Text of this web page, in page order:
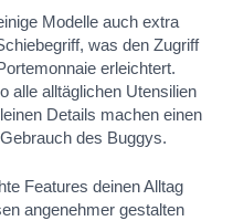
Modelle auch extra
was den Zugriff
erleichtert.
alle alltäglichen Utensilien
Details machen einen
des Buggys.
Features deinen Alltag
angenehmer gestalten